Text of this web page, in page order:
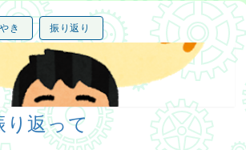
き 振り返り
て
り返って